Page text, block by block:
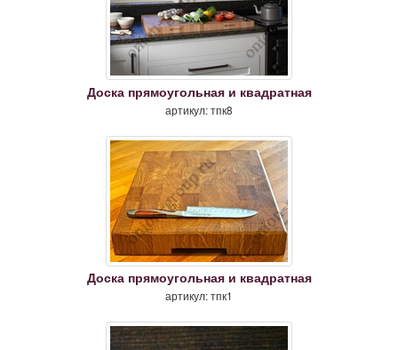
Доска прямоугольная и квадратная
артикул: тпк8
Доска прямоугольная и квадратная
артикул: тпк1